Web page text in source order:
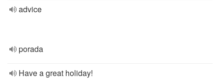
advice
porada
Have a great holiday!